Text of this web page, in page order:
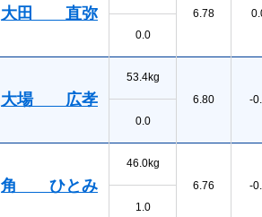
大田 直弥
6.78
0.0
大場 広孝
53.4kg
6.80
-
0.0
角 ひとみ
46.0kg
6.76
-
1.0